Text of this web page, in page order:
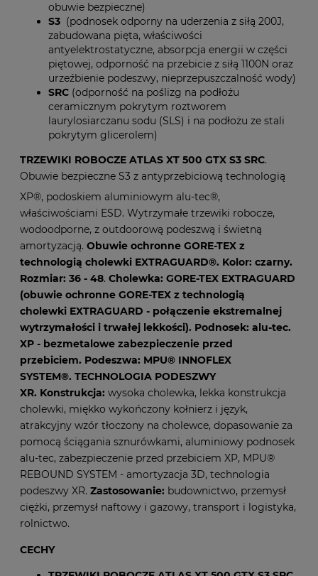
obuwie bezpieczne)
S3 (podnosek odporny na uderzenia z siłą 200J,
zabudowana pięta, właściwości
antyelektrostatyczne, absorpcja energii w części
piętowej, odporność na przebicie z siłą 1100N oraz
urzeźbienie podeszwy, nieprzepuszczalność wody)
SRC (odporność na poślizg na podłożu
ceramicznym pokrytym roztworem
laurylosiarczanu sodu (SLS) i na podłożu ze stali
pokrytym glicerolem)
TRZEWIKI ROBOCZE ATLAS XT 500 GTX S3 SRC.
Obuwie bezpieczne S3 z antyprzebiciową technologią
XP®, podoskiem aluminiowym alu-tec®,
właściwościami ESD. Wytrzymałe trzewiki robocze,
wodoodporne, z outdoorową podeszwą i świetną
amortyzacją. Obuwie ochronne GORE-TEX z
technologią cholewki EXTRAGUARD®. Kolor: czarny.
Rozmiar: 36 - 48. Cholewka: GORE-TEX EXTRAGUARD
(obuwie ochronne GORE-TEX z technologią
cholewki EXTRAGUARD - połączenie ekstremalnej
wytrzymałości i trwałej lekkości). Podnosek: alu-tec.
XP - bezmetalowe zabezpieczenie przed
przebiciem. Podeszwa: MPU® INNOFLEX
SYSTEM®. TECHNOLOGIA PODESZWY
XR. Konstrukcja: wysoka cholewka, lekka konstrukcja
cholewki, miękko wykończony kołnierz i język,
atrakcyjny wzór tłoczony na cholewce, dopasowanie za
pomocą ściągania sznurówkami, aluminiowy podnosek
alu-tec, zabezpieczenie przed przebiciem XP, MPU®
REBOUND SYSTEM - amortyzacja 3D, technologia
podeszwy XR. Zastosowanie: budownictwo, przemysł
ciężki, przemysł naftowy i gazowy, transport i logistyka,
rolnictwo.
CECHY